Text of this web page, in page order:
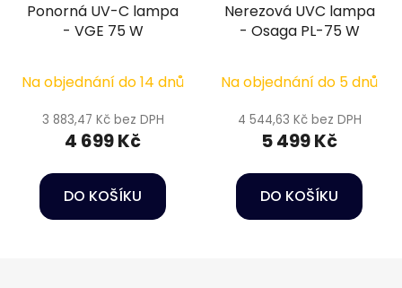
Ponorná UV-C lampa
- VGE 75 W
Na objednání do 14 dnů
3 883,47 Kč bez DPH
4 699 Kč
DO KOŠÍKU
Nerezová UVC lampa
- Osaga PL-75 W
Na objednání do 5 dnů
4 544,63 Kč bez DPH
5 499 Kč
DO KOŠÍKU